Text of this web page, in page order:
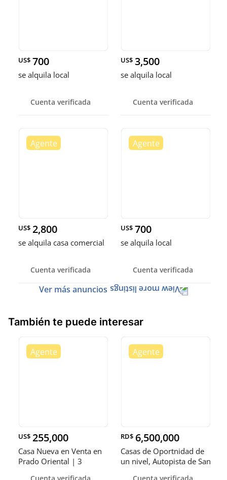
US$ 700
se alquila local
Cuenta verificada
US$ 3,500
se alquila local
Cuenta verificada
US$ 2,800
se alquila casa comercial
Cuenta verificada
US$ 700
se alquila local
Cuenta verificada
Ver más anuncios
También te puede interesar
US$ 255,000
Casa Nueva en Venta en
Prado Oriental | 3
Cuenta verificada
RD$ 6,500,000
Casas de Oportnidad de
un nivel, Autopista de San
Cuenta verificada